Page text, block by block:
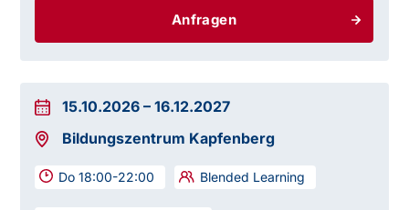
Anfragen
15.10.2026 –16.12.2027
Bildungszentrum Kapfenberg
Do 18:00-22:00 Blended Learning